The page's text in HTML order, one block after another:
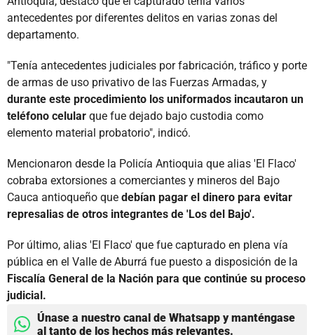
antecedentes por diferentes delitos en varias zonas del
departamento.
"Tenía antecedentes judiciales por fabricación, tráfico y porte
de armas de uso privativo de las Fuerzas Armadas, y
durante este procedimiento los uniformados incautaron un
teléfono celular que fue dejado bajo custodia como
elemento material probatorio", indicó.
Mencionaron desde la Policía Antioquia que alias 'El Flaco'
cobraba extorsiones a comerciantes y mineros del Bajo
Cauca antioqueño que debían pagar el dinero para evitar
represalias de otros integrantes de 'Los del Bajo'.
Por último, alias 'El Flaco' que fue capturado en plena vía
pública en el Valle de Aburrá fue puesto a disposición de la
Fiscalía General de la Nación para que continúe su proceso
judicial.
Únase a nuestro canal de Whatsapp y manténgase
al tanto de los hechos más relevantes.